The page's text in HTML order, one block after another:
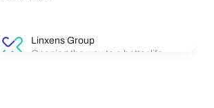
Linxens Group
Opening the way to a better life.